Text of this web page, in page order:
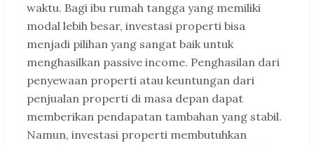
waktu. Bagi ibu rumah tangga yang memiliki
modal lebih besar, investasi properti bisa
menjadi pilihan yang sangat baik untuk
menghasilkan passive income. Penghasilan dari
penyewaan properti atau keuntungan dari
penjualan properti di masa depan dapat
memberikan pendapatan tambahan yang stabil.
Namun, investasi properti membutuhkan